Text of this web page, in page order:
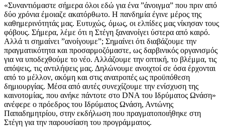
«Συναντιόμαστε σήμερα όλοι εδώ για ένα ”άνοιγμα” που πριν από
δύο χρόνια έμοιαζε ακατόρθωτο. Η πανδημία έγινε μέρος της
καθημερινότητάς μας. Ευτυχώς, όμως, οι ελπίδες μας νίκησαν τους
φόβους. Σήμερα, λέμε ότι η Στέγη ξανανοίγει ύστερα από καιρό.
Αλλά τι σημαίνει ”ανοίγουμε”; Σημαίνει ότι διαβάζουμε την
πραγματικότητα και προσαρμοζόμαστε, ως δαρβινικός οργανισμός
για να υποδεχθούμε το νέο. Αλλάζουμε την οπτική, το βλέμμα, τις
απόψεις, τις αντιλήψεις μας. Δηλώνουμε ανοιχτοί σε όσα έρχονται
από το μέλλον, ακόμη και στις ανατροπές ως προϋπόθεση
δημιουργίας. Μέσα από αυτές συνεχίζουμε την ενίσχυση της
καινοτομίας, που ανήκε πάντοτε στο DNA του Ιδρύματος Ωνάση»
ανέφερε ο πρόεδρος του Ιδρύματος Ωνάση, Αντώνης
Παπαδημητρίου, στην εκδήλωση που πραγματοποιήθηκε στη
Στέγη για την παρουσίαση του προγράμματος.